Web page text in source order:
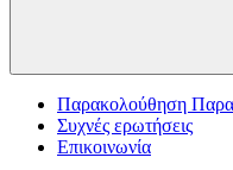
Παρακολούθηση
Συχνές ερωτήσεις
Επικοινωνία